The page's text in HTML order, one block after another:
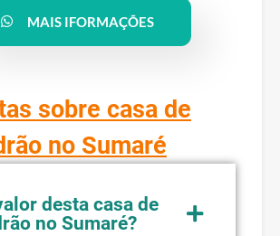
MAIS IFORMAÇÕES
sobre casa de
no Sumaré
desta casa de
no Sumaré?